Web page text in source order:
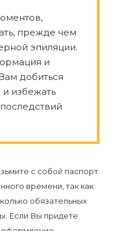
прежде чем
эпиляции.
и
добиться
избежать
с собой паспорт
времени, так как
обязательных
Если Вы придете